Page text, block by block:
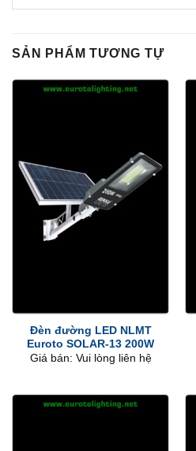
SẢN PHẨM TƯƠNG TỰ
Đèn đường LED NLMT
Euroto SOLAR-13 200W
Giá bán: Vui lòng liên hệ